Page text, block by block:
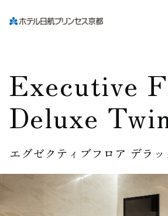
Executive
Deluxe
エグゼクティブフロア デラ